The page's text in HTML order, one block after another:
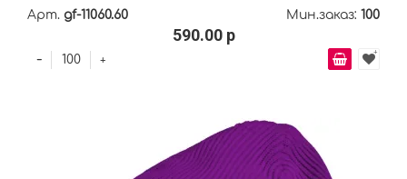
Арт. gf-11060.60 Мин.заказ: 100
590.00 р
+
-